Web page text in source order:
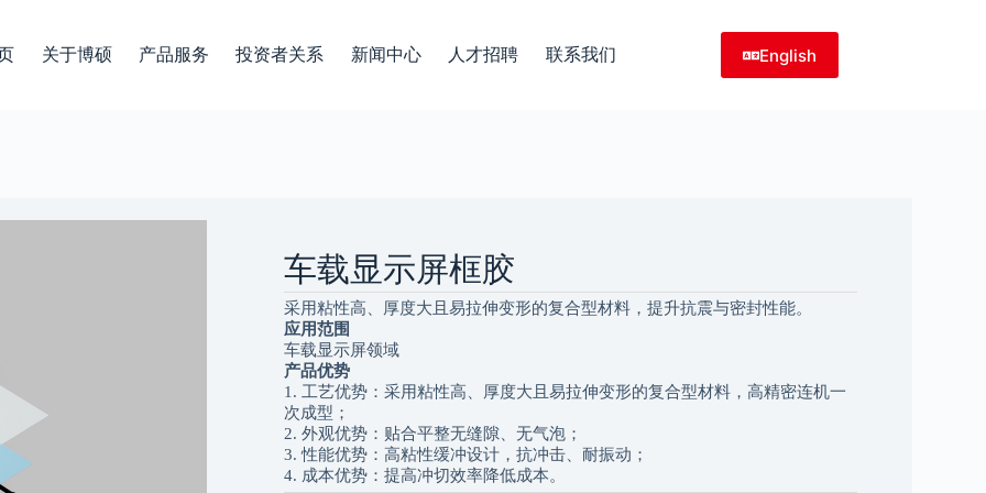
关于博硕 产品服务 投资者关系 新闻中心 人才招聘 联系我们 English
车载显示屏框胶
采用粘性高、厚度大且易拉伸变形的复合型材料，提升抗震与密封性能。
应用范围
车载显示屏领域
产品优势
1. 工艺优势：采用粘性高、厚度大且易拉伸变形的复合型材料，高精密连机一
次成型；
2. 外观优势：贴合平整无缝隙、无气泡；
3. 性能优势：高粘性缓冲设计，抗冲击、耐振动；
4. 成本优势：提高冲切效率降低成本。